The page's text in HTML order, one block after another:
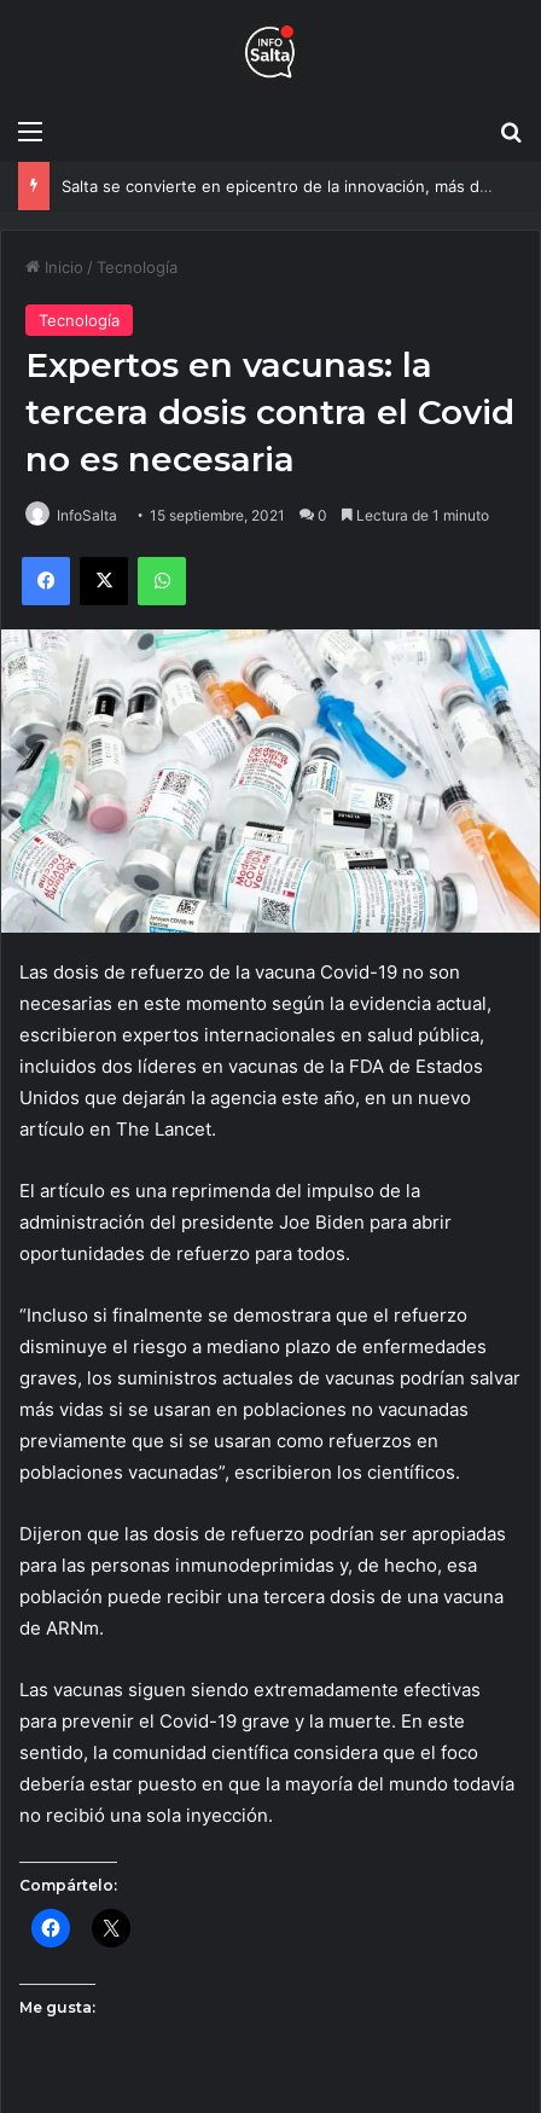
Menú
Salta se convierte en epicentro de la innovación, más de 600 personas ya participan del NOA Innova
Inicio / Tecnología
Tecnología
Expertos en vacunas: la
tercera dosis contra el Covid
no es necesaria
InfoSalta 15 septiembre, 2021 0 Lectura de 1 minuto
Facebook
X WhatsApp
Las dosis de refuerzo de la vacuna Covid-19 no son
necesarias en este momento según la evidencia actual,
escribieron expertos internacionales en salud pública,
incluidos dos líderes en vacunas de la FDA de Estados
Unidos que dejarán la agencia este año, en un nuevo
artículo en The Lancet.
El artículo es una reprimenda del impulso de la
administración del presidente Joe Biden para abrir
oportunidades de refuerzo para todos.
“Incluso si finalmente se demostrara que el refuerzo
disminuye el riesgo a mediano plazo de enfermedades
graves, los suministros actuales de vacunas podrían salvar
más vidas si se usaran en poblaciones no vacunadas
previamente que si se usaran como refuerzos en
poblaciones vacunadas”, escribieron los científicos.
Dijeron que las dosis de refuerzo podrían ser apropiadas
para las personas inmunodeprimidas y, de hecho, esa
población puede recibir una tercera dosis de una vacuna
de ARNm.
Las vacunas siguen siendo extremadamente efectivas
para prevenir el Covid-19 grave y la muerte. En este
sentido, la comunidad científica considera que el foco
debería estar puesto en que la mayoría del mundo todavía
no recibió una sola inyección.
Compártelo:
Me gusta: